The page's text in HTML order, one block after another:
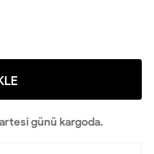
günü kargoda.